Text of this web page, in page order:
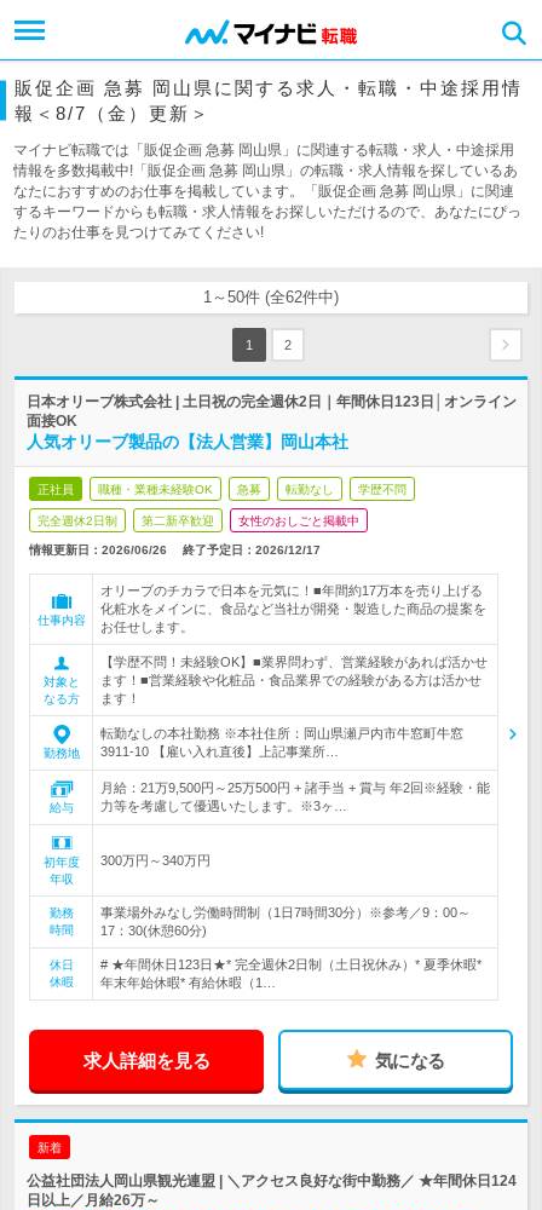
販促企画 急募 岡山県に関する求人・転職・中途採用情
報＜8/7（金）更新＞
マイナビ転職では「販促企画 急募 岡山県」に関連する転職・求人・中途採用
情報を多数掲載中!「販促企画 急募 岡山県」の転職・求人情報を探しているあ
なたにおすすめのお仕事を掲載しています。「販促企画 急募 岡山県」に関連
するキーワードからも転職・求人情報をお探しいただけるので、あなたにぴっ
たりのお仕事を見つけてみてください!
1～50件 (全62件中)
1 2
日本オリーブ株式会社 | 土日祝の完全週休2日｜年間休日123日│オンライン
面接OK
人気オリーブ製品の【法人営業】岡山本社
正社員 職種・業種未経験OK 急募 転勤なし 学歴不問
完全週休2日制 第二新卒歓迎 女性のおしごと掲載中
情報更新日：2026/06/26 終了予定日： 2026/12/17
仕事内容
オリーブのチカラで日本を元気に！■年間約17万本を売り上げる
化粧水をメインに、食品など当社が開発・製造した商品の提案を
お任せします。
対象と
なる方
【学歴不問！未経験OK】■業界問わず、営業経験があれば活かせ
ます！■営業経験や化粧品・食品業界での経験がある方は活かせ
ます！
勤務地
転勤なしの本社勤務 ※本社住所：岡山県瀬戸内市牛窓町牛窓
3911-10 【雇い入れ直後】上記事業所…
給与
月給：21万9,500円～25万500円 + 諸手当 + 賞与 年2回※経験・能
力等を考慮して優遇いたします。※3ヶ…
初年度
年収
300万円～340万円
勤務
時間
事業場外みなし労働時間制（1日7時間30分）※参考／9：00～
17：30(休憩60分)
休日
休暇
# ★年間休日123日★* 完全週休2日制（土日祝休み）* 夏季休暇*
年末年始休暇* 有給休暇（1…
求人詳細を見る 気になる
新着
公益社団法人岡山県観光連盟 | ＼アクセス良好な街中勤務／ ★年間休日124
日以上／月給26万～